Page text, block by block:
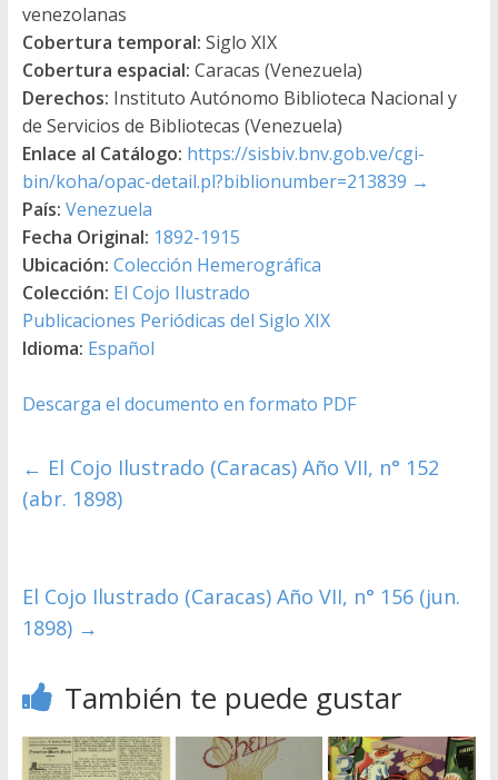
venezolanas
Cobertura temporal: Siglo XIX
Cobertura espacial: Caracas (Venezuela)
Derechos: Instituto Autónomo Biblioteca Nacional y
de Servicios de Bibliotecas (Venezuela)
Enlace al Catálogo: https://sisbiv.bnv.gob.ve/cgi-
bin/koha/opac-detail.pl?biblionumber=213839 →
País: Venezuela
Fecha Original: 1892-1915
Ubicación: Colección Hemerográfica
Colección: El Cojo Ilustrado
Publicaciones Periódicas del Siglo XIX
Idioma: Español
Descarga el documento en formato PDF
← El Cojo Ilustrado (Caracas) Año VII, n° 152
(abr. 1898)
El Cojo Ilustrado (Caracas) Año VII, n° 156 (jun.
1898) →
También te puede gustar